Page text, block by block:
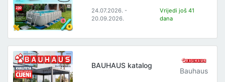
24.07.2026. -
20.09.2026.
Vrijedi još 41
dana
BAUHAUS katalog
Bauhaus